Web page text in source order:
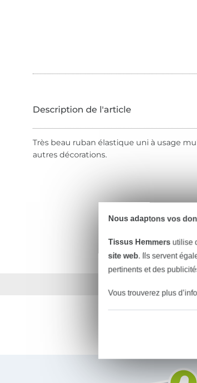
Très beau ruban élastique uni à usage
autres décorations.
Vous êtes abonné à la newsletter de Tissus
Nous adaptons vos
Tissus Hemmers utilise
site web. Ils servent
pertinents et des
Vous trouverez plus